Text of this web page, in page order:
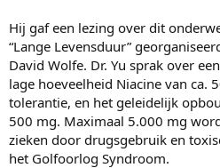
Hij gaf een lezing over dit
“Lange Levensduur”
David Wolfe. Dr. Yu sprak over
lage hoeveelheid Niacine van ca.
tolerantie, en het geleidelijk
500 mg. Maximaal 5.000 mg
zieken door drugsgebruik en
het Golfoorlog Syndroom.